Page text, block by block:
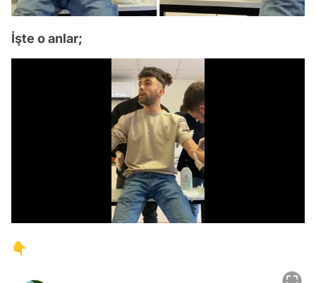
İşte o anlar;
👇